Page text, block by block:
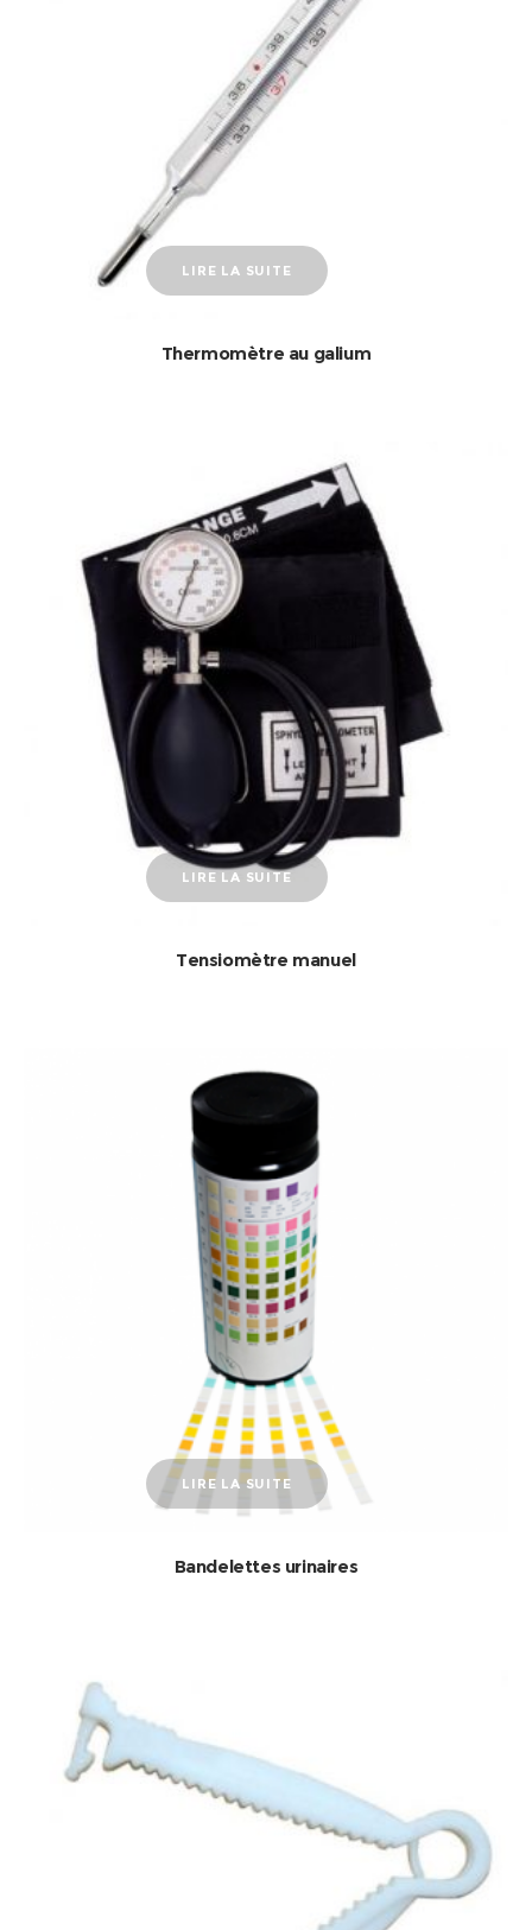
LIRE LA SUITE
Thermomètre au galium
LIRE LA SUITE
Tensiomètre manuel
LIRE LA SUITE
Bandelettes urinaires